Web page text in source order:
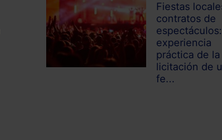
Fiestas
contratos de
espectáculos:
experiencia
práctica de la
licitación de
fe...